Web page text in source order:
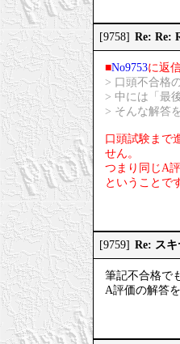
[9758] Re: Re:
■No9753に返
> 口頭不合格
> 中には「最
> そんな解答
口頭試験まで
せん。
つまり同じA
ということで
[9759] Re: ス
筆記不合格で
A評価の解答